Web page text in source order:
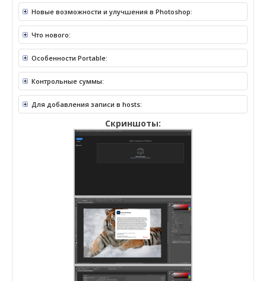
Новые возможности и улучшения в Photoshop:
Что нового:
Особенности Portable:
Контрольные суммы:
Для добавления записи в hosts:
Скриншоты: